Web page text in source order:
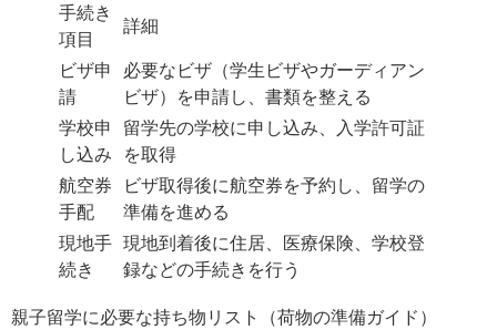
手続き
項目
詳細
ビザ申
請
必要なビザ（学生ビザやガーディアン
ビザ）を申請し、書類を整える
学校申
し込み
留学先の学校に申し込み、入学許可証
を取得
航空券
手配
ビザ取得後に航空券を予約し、留学の
準備を進める
現地手
続き
現地到着後に住居、医療保険、学校登
録などの手続きを行う
親子留学に必要な持ち物リスト（荷物の準備ガイド）